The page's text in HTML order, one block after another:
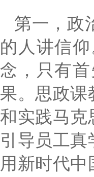
第一， 政
的人讲信
念，只有
果。思政课
和实践马克
引导员工
用新时代